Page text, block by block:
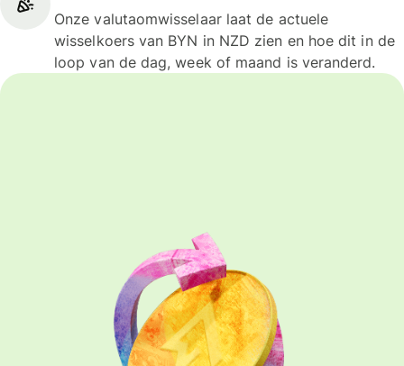
Onze valutaomwisselaar laat de actuele
wisselkoers van BYN in NZD zien en hoe dit in de
loop van de dag, week of maand is veranderd.